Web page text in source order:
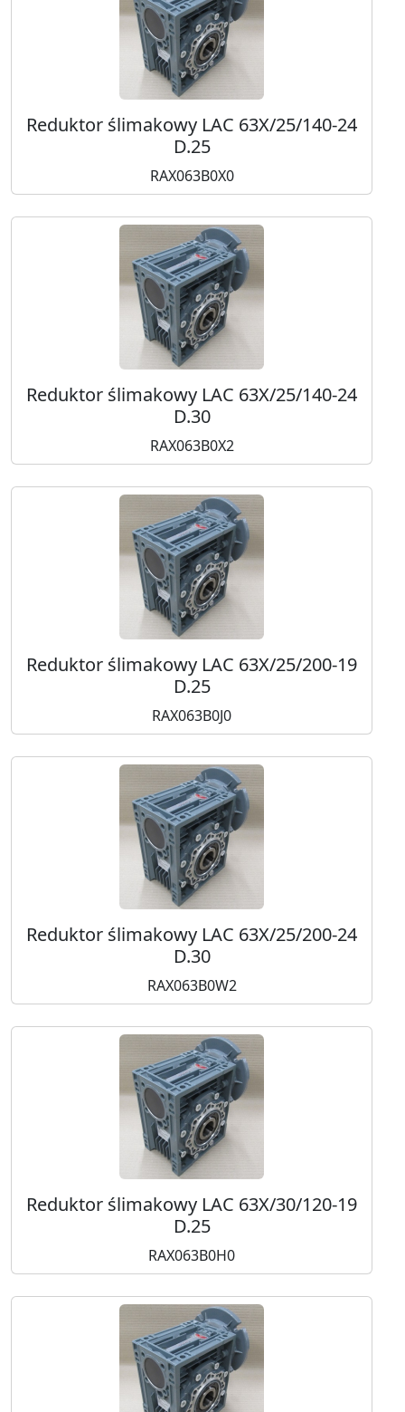
Reduktor ślimakowy LAC 63X/25/140-24
D.25
RAX063B0X0
Reduktor ślimakowy LAC 63X/25/140-24
D.30
RAX063B0X2
Reduktor ślimakowy LAC 63X/25/200-19
D.25
RAX063B0J0
Reduktor ślimakowy LAC 63X/25/200-24
D.30
RAX063B0W2
Reduktor ślimakowy LAC 63X/30/120-19
D.25
RAX063B0H0